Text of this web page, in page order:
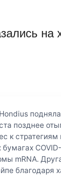
на
позднее
к
mRNA.
благодаря